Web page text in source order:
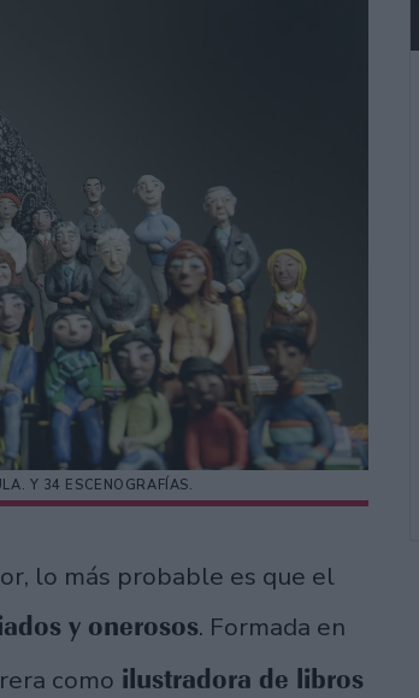
Y 34 ESCENOGRAFÍAS.
lo más probable es que el
y onerosos. Formada en
como ilustradora de libros